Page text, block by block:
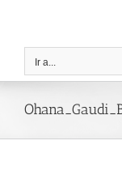
Ir a...